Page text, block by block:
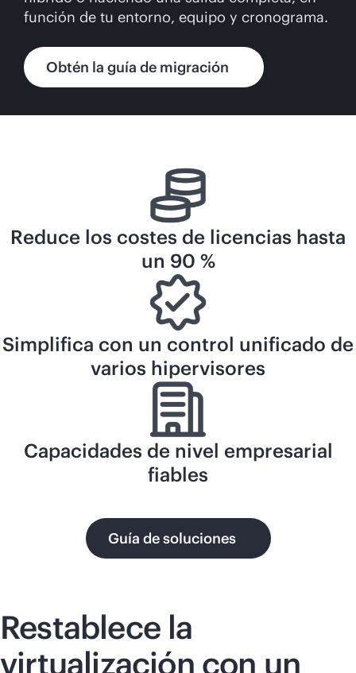
función de tu entorno, equipo y cronograma.
Obtén la guía de migración
Reduce los costes de licencias hasta
un 90 %
Simplifica con un control unificado de
varios hipervisores
Capacidades de nivel empresarial
fiables
Guía de soluciones
Restablece la
virtualización con un